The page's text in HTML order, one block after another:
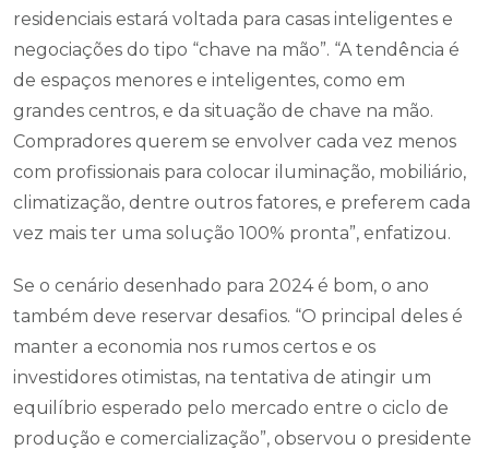
residenciais estará voltada para casas inteligentes e
negociações do tipo “chave na mão”. “A tendência é
de espaços menores e inteligentes, como em
grandes centros, e da situação de chave na mão.
Compradores querem se envolver cada vez menos
com profissionais para colocar iluminação, mobiliário,
climatização, dentre outros fatores, e preferem cada
vez mais ter uma solução 100% pronta”, enfatizou.
Se o cenário desenhado para 2024 é bom, o ano
também deve reservar desafios. “O principal deles é
manter a economia nos rumos certos e os
investidores otimistas, na tentativa de atingir um
equilíbrio esperado pelo mercado entre o ciclo de
produção e comercialização”, observou o presidente